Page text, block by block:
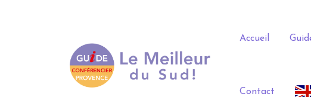
Accueil
Contact